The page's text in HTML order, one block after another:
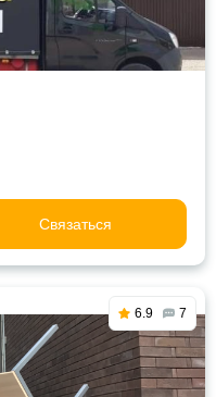
Связаться
6.9 7